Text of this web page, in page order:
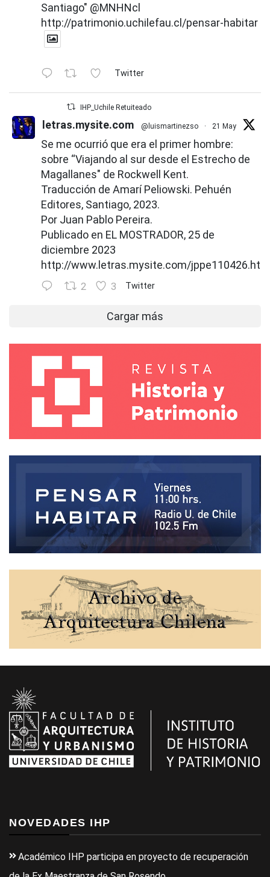
Santiago" @MNHNcl
http://patrimonio.uchilefau.cl/pensar-habitar
Twitter
IHP_Uchile Retuiteado
letras.mysite.com @luismartinezso · 21 May
Se me ocurrió que era el primer hombre:
sobre “Viajando al sur desde el Estrecho de
Magallanes" de Rockwell Kent.
Traducción de Amarí Peliowski. Pehuén
Editores, Santiago, 2023.
Por Juan Pablo Pereira.
Publicado en EL MOSTRADOR, 25 de
diciembre 2023
http://www.letras.mysite.com/
2 3 Twitter
Cargar más
NOVEDADES IHP
Académico IHP participa en proyecto de recuperación